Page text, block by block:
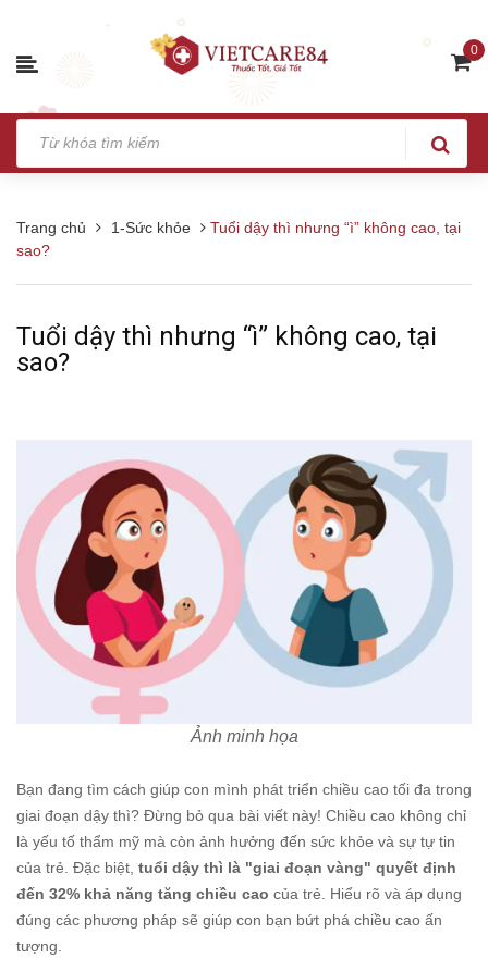
0
Trang chủ 1-Sức khỏe
Tuổi dậy thì nhưng “ì” không cao, tại
sao?
Tuổi dậy thì nhưng “ì” không cao, tại
sao?
Ảnh minh họa
Bạn đang tìm cách giúp con mình phát triển chiều cao tối đa trong
giai đoạn dậy thì? Đừng bỏ qua bài viết này! Chiều cao không chỉ
là yếu tố thẩm mỹ mà còn ảnh hưởng đến sức khỏe và sự tự tin
của trẻ. Đặc biệt, tuổi dậy thì là "giai đoạn vàng" quyết định
đến 32% khả năng tăng chiều cao của trẻ. Hiểu rõ và áp dụng
đúng các phương pháp sẽ giúp con bạn bứt phá chiều cao ấn
tượng.